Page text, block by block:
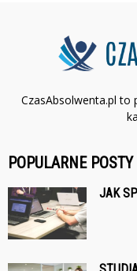
CzasAbsolwenta.pl to
POPULARNE POSTY
JAK